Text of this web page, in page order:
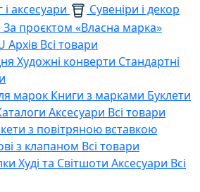
і аксесуари
Сувеніри і декор
За проєктом «Власна марка»
Архів Всі товари
Художні конверти Стандартні
марок Книги з марками Буклети
Аксесуари Всі товари
з повітряною вставкою
з клапаном Всі товари
Худі та Світшоти Аксесуари Всі